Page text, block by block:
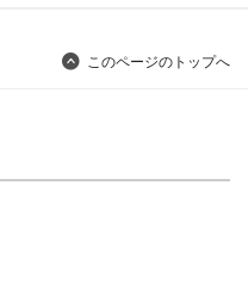
このページのトップへ